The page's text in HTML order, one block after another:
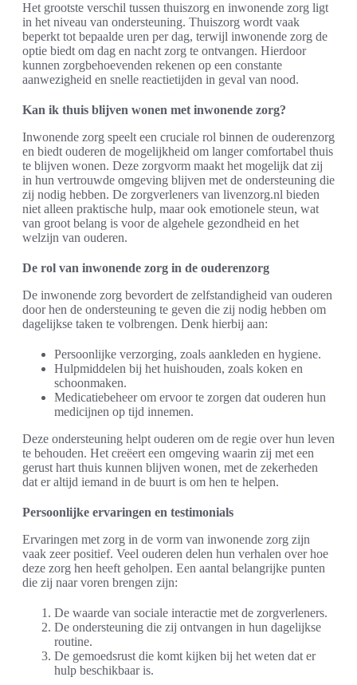
Het grootste verschil tussen thuiszorg en inwonende zorg ligt
in het niveau van ondersteuning. Thuiszorg wordt vaak
beperkt tot bepaalde uren per dag, terwijl inwonende zorg de
optie biedt om dag en nacht zorg te ontvangen. Hierdoor
kunnen zorgbehoevenden rekenen op een constante
aanwezigheid en snelle reactietijden in geval van nood.
Kan ik thuis blijven wonen met inwonende zorg?
Inwonende zorg speelt een cruciale rol binnen de ouderenzorg
en biedt ouderen de mogelijkheid om langer comfortabel thuis
te blijven wonen. Deze zorgvorm maakt het mogelijk dat zij
in hun vertrouwde omgeving blijven met de ondersteuning die
zij nodig hebben. De zorgverleners van livenzorg.nl bieden
niet alleen praktische hulp, maar ook emotionele steun, wat
van groot belang is voor de algehele gezondheid en het
welzijn van ouderen.
De rol van inwonende zorg in de ouderenzorg
De inwonende zorg bevordert de zelfstandigheid van ouderen
door hen de ondersteuning te geven die zij nodig hebben om
dagelijkse taken te volbrengen. Denk hierbij aan:
Persoonlijke verzorging, zoals aankleden en hygiene.
Hulpmiddelen bij het huishouden, zoals koken en
schoonmaken.
Medicatiebeheer om ervoor te zorgen dat ouderen hun
medicijnen op tijd innemen.
Deze ondersteuning helpt ouderen om de regie over hun leven
te behouden. Het creëert een omgeving waarin zij met een
gerust hart thuis kunnen blijven wonen, met de zekerheden
dat er altijd iemand in de buurt is om hen te helpen.
Persoonlijke ervaringen en testimonials
Ervaringen met zorg in de vorm van inwonende zorg zijn
vaak zeer positief. Veel ouderen delen hun verhalen over hoe
deze zorg hen heeft geholpen. Een aantal belangrijke punten
die zij naar voren brengen zijn:
De waarde van sociale interactie met de zorgverleners.
De ondersteuning die zij ontvangen in hun dagelijkse
routine.
De gemoedsrust die komt kijken bij het weten dat er
hulp beschikbaar is.